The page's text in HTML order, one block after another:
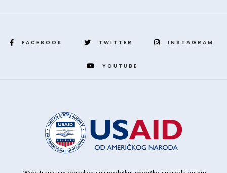
FACEBOOK TWITTER INSTAGRAM
YOUTUBE